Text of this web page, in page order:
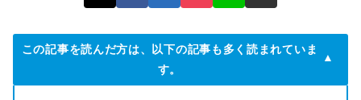
この記事を読んだ方は、以下の記事も多く読まれていま
す。